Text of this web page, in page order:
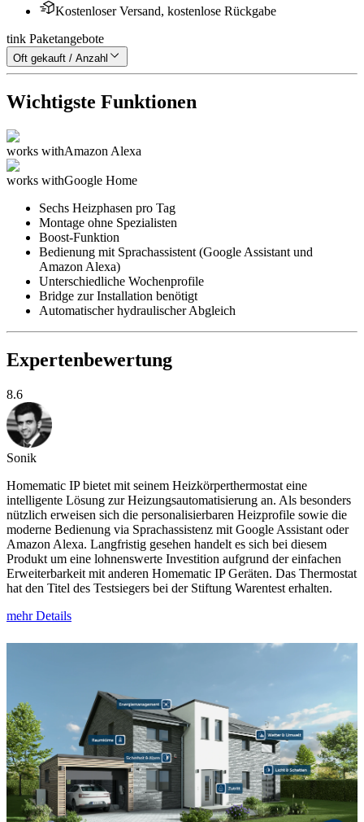
Kostenloser Versand, kostenlose Rückgabe
tink Paketangebote
Oft gekauft / Anzahl
Wichtigste Funktionen
works withAmazon Alexa
works withGoogle Home
Sechs Heizphasen pro Tag
Montage ohne Spezialisten
Boost-Funktion
Bedienung mit Sprachassistent (Google Assistant und
Amazon Alexa)
Unterschiedliche Wochenprofile
Bridge zur Installation benötigt
Automatischer hydraulischer Abgleich
Expertenbewertung
8.6
Sonik
Homematic IP bietet mit seinem Heizkörperthermostat eine
intelligente Lösung zur Heizungsautomatisierung an. Als besonders
nützlich erweisen sich die personalisierbaren Heizprofile sowie die
moderne Bedienung via Sprachassistenz mit Google Assistant oder
Amazon Alexa. Langfristig gesehen handelt es sich bei diesem
Produkt um eine lohnenswerte Investition aufgrund der einfachen
Erweiterbarkeit mit anderen Homematic IP Geräten. Das Thermostat
hat den Titel des Testsiegers bei der Stiftung Warentest erhalten.
mehr Details